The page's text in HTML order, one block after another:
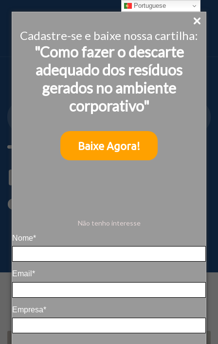
Cadastre-se e baixe nossa cartilha:
"Como fazer o descarte
adequado dos resíduos
gerados no ambiente
corporativo"
Baixe Agora!
Não tenho interesse
Nome*
Email*
Empresa*
INSTITUTO IDEIAS
Tag:
Relacionamento
com comunidades
Portuguese